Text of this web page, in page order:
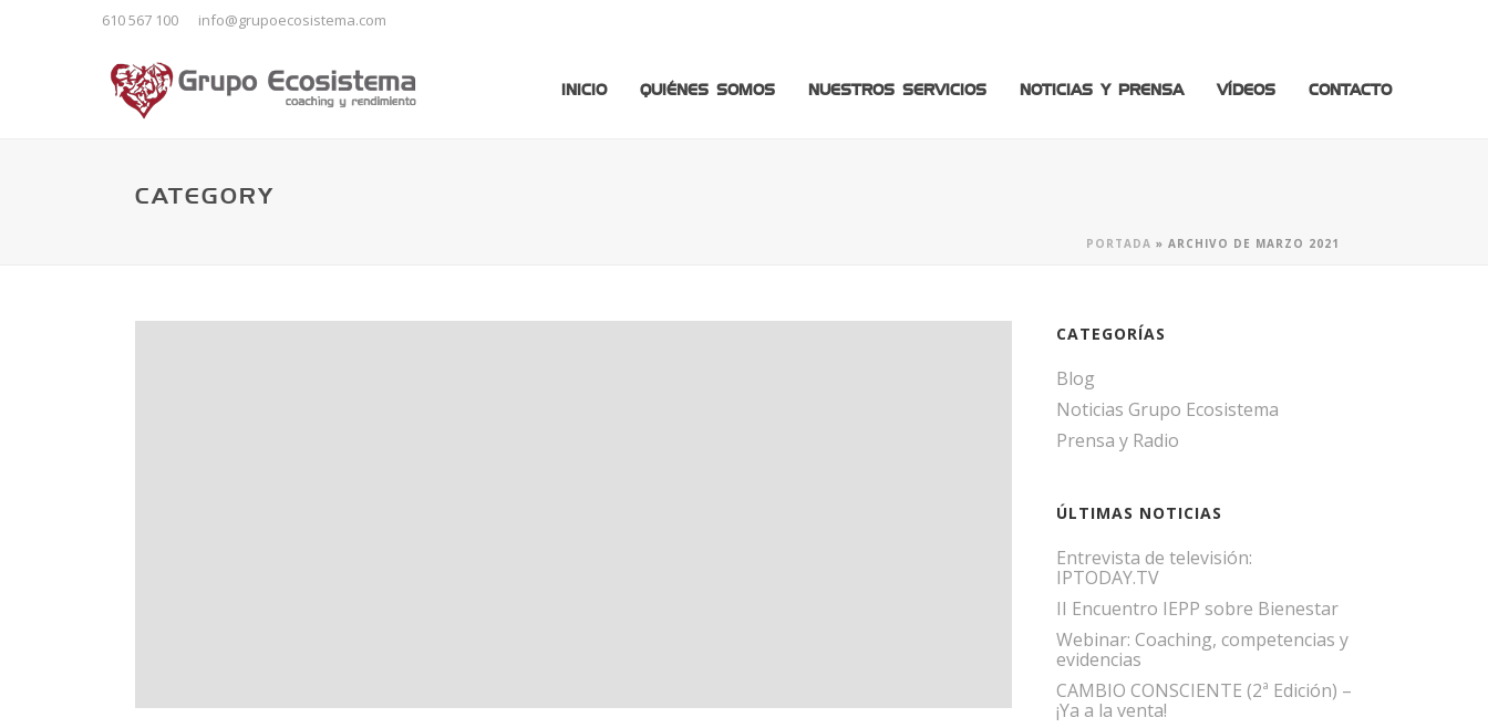
610 567 100 info@grupoecosistema.com
INICIO QUIÉNES SOMOS NUESTROS SERVICIOS NOTICIAS Y PRENSA VÍDEOS CONTACTO
CATEGORY
PORTADA » ARCHIVO DE MARZO 2021
CATEGORÍAS
Blog
Noticias Grupo Ecosistema
Prensa y Radio
ÚLTIMAS NOTICIAS
Entrevista de televisión:
IPTODAY.TV
II Encuentro IEPP sobre Bienestar
Webinar: Coaching, competencias y
evidencias
CAMBIO CONSCIENTE (2ª Edición) –
¡Ya a la venta!